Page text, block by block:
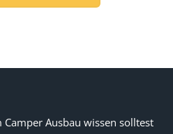
Ausbau wissen solltest